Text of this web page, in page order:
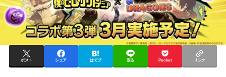
ポスト シェア はてブ 送る Pocket リンク